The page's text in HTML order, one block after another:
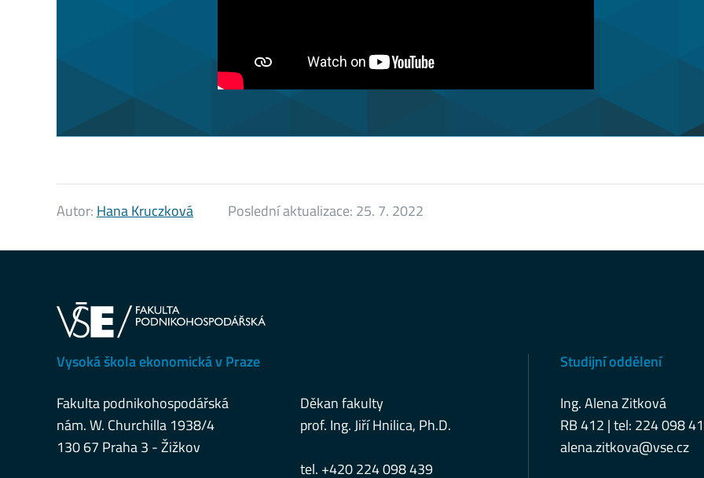
Autor: Hana Kruczková Poslední aktualizace: 25. 7. 2022
Vysoká škola ekonomická v Praze
Fakulta podnikohospodářská
nám. W. Churchilla 1938/4
130 67 Praha 3 - Žižkov
Děkan fakulty
prof. Ing. Jiří Hnilica, Ph.D.
tel. +420 224 098 439
Studijní oddělení
Ing. Alena Zitková
RB 412 | tel: 224 098
alena.zitkova@vse.cz